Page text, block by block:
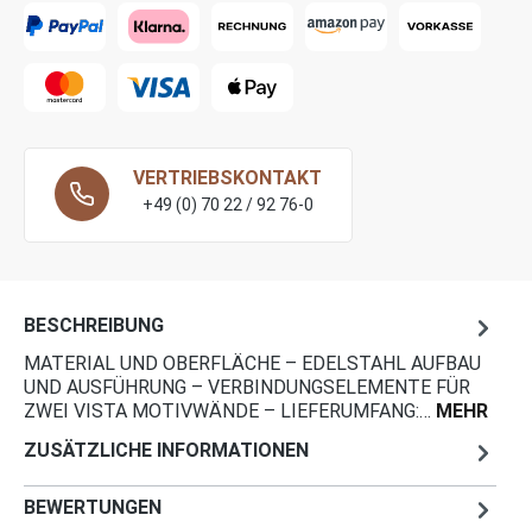
VERTRIEBSKONTAKT
+49 (0) 70 22 / 92 76-0
BESCHREIBUNG
MATERIAL UND OBERFLÄCHE – EDELSTAHL AUFBAU
UND AUSFÜHRUNG – VERBINDUNGSELEMENTE FÜR
ZWEI VISTA MOTIVWÄNDE – LIEFERUMFANG:… MEHR
ZUSÄTZLICHE INFORMATIONEN
BEWERTUNGEN